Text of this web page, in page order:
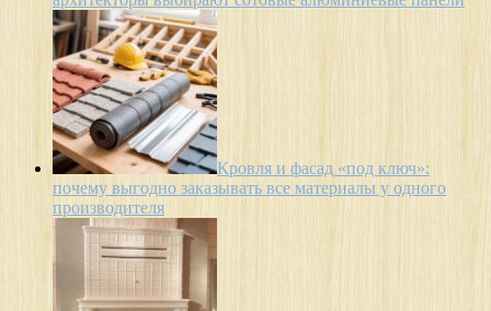
Кровля и фасад «под ключ»:
почему выгодно заказывать все материалы у одного
производителя